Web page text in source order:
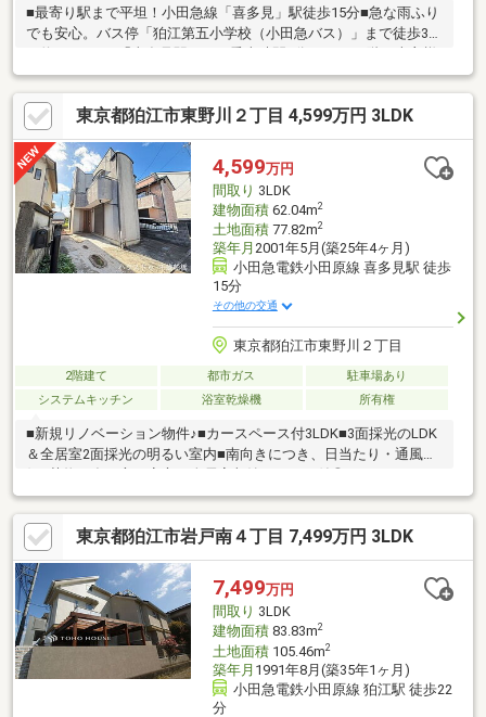
■最寄り駅まで平坦！小田急線「喜多見」駅徒歩15分■急な雨ふり
でも安心。バス停「狛江第五小学校（小田急バス）」まで徒歩3分
にて重厚感の壁紙シールで落ち着いた大人の住まいを演出し、お
洒落なインテリアやアンティークを設置してみるのも有りです。2
階は各室陽当たりが良く、特に6.25帖のお部屋は2面採光で出窓も
あることから開放感ある主寝室としてご活用いただけます。■お
庭は舗装工事済みにつき、雑草が生えにくく管理に手が掛かりま
せん。椅子やテーブルを設置し、優雅に読書やティータイムを過
ごしたり、園芸でプライベートタイムを謳歌しましょう。
東京都狛江市東野川２丁目 4,599万円 3LDK
4,599万円
間取り 3LDK
建物面積62.04m2
土地面積77.82m2
築年月 2001年5月(築25年4ヶ月)
小田急電鉄小田原線 喜多見駅 徒歩
15分
その他の交通
東京都狛江市東野川２丁目
2階建て 都市ガス
駐車場あり
システムキッチン
浴室乾燥機 所有権
■新規リノベーション物件♪■カースペース付3LDK■3面採光のLDK
＆全居室2面採光の明るい室内■南向きにつき、日当たり・通風良
東京都狛江市岩戸南４丁目 7,499万円 3LDK
7,499万円
間取り 3LDK
建物面積83.83m2
土地面積105.46m2
築年月 1991年8月(築35年1ヶ月)
小田急電鉄小田原線 狛江駅 徒歩22
分